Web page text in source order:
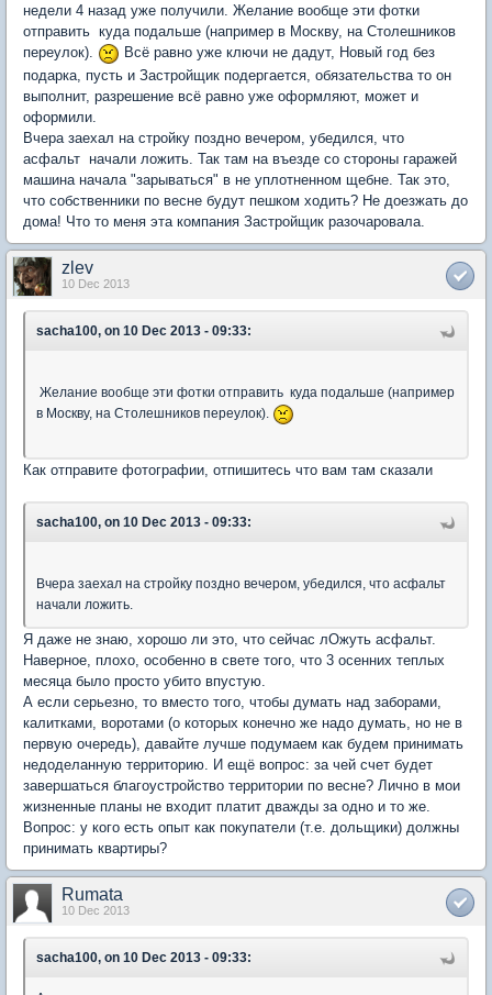
недели 4 назад уже получили. Желание вообще эти фотки
отправить куда подальше (например в Москву, на Столешников
переулок).
Всё равно уже ключи не дадут, Новый год без
подарка, пусть и Застройщик подергается, обязательства то он
выполнит, разрешение всё равно уже оформляют, может и
оформили.
Вчера заехал на стройку поздно вечером, убедился, что
асфальт начали ложить. Так там на въезде со стороны гаражей
машина начала "зарываться" в не уплотненном щебне. Так это,
что собственники по весне будут пешком ходить? Не доезжать до
дома! Что то меня эта компания Застройщик разочаровала.
zlev
10 Dec 2013
sacha100, on 10 Dec 2013 - 09:33:
Желание вообще эти фотки отправить куда подальше (например
в Москву, на Столешников переулок).
Как отправите фотографии, отпишитесь что вам там сказали
sacha100, on 10 Dec 2013 - 09:33:
Вчера заехал на стройку поздно вечером, убедился, что асфальт
начали ложить.
Я даже не знаю, хорошо ли это, что сейчас лОжуть асфальт.
Наверное, плохо, особенно в свете того, что 3 осенних теплых
месяца было просто убито впустую.
А если серьезно, то вместо того, чтобы думать над заборами,
калитками, воротами (о которых конечно же надо думать, но не в
первую очередь), давайте лучше подумаем как будем принимать
недоделанную территорию. И ещё вопрос: за чей счет будет
завершаться благоустройство территории по весне? Лично в мои
жизненные планы не входит платит дважды за одно и то же.
Вопрос: у кого есть опыт как покупатели (т.е. дольщики) должны
принимать квартиры?
Rumata
10 Dec 2013
sacha100, on 10 Dec 2013 - 09:33: